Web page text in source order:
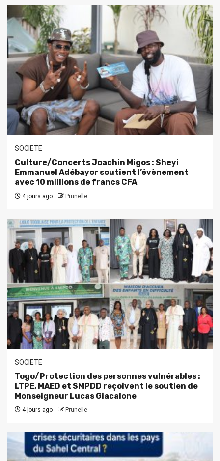
SOCIETE
Culture/Concerts Joachin Migos : Sheyi
Emmanuel Adébayor soutient l’évènement
avec 10 millions de francs CFA
4 jours ago Prunelle
SOCIETE
Togo/Protection des personnes vulnérables :
LTPE, MAED et SMPDD reçoivent le soutien de
Monseigneur Lucas Giacalone
4 jours ago Prunelle